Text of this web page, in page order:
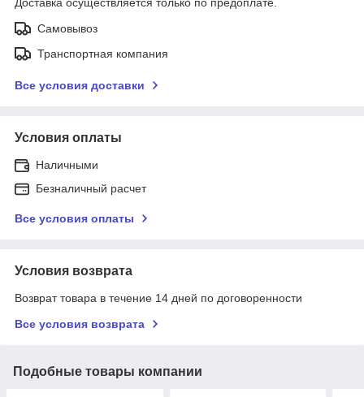
Самовывоз
Транспортная компания
Все условия доставки
Условия оплаты
Наличными
Безналичный расчет
Все условия оплаты
Условия возврата
Возврат товара в течение 14 дней по договоренности
Все условия возврата
Подобные товары компании